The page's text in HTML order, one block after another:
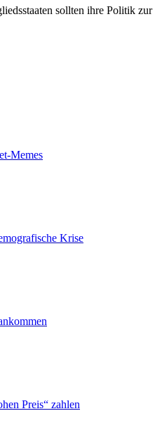
sollten ihre Politik
Memes
Krise
Preis“ zahlen